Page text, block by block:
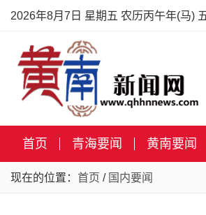
2026年8月7日 星期五 农历丙午年(马)
首页 青海要闻 黄南要闻
现在的位置： 首页 / 国内要闻